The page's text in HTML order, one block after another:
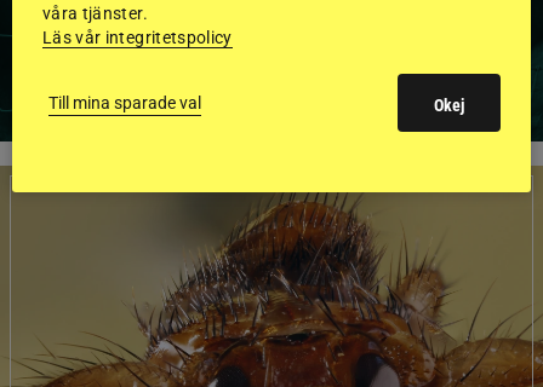
våra tjänster.
Läs vår integritetspolicy
Till mina sparade val Okej